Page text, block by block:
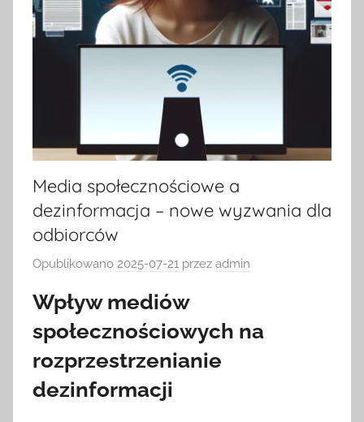
Media społecznościowe a
dezinformacja – nowe wyzwania dla
odbiorców
Opublikowano 2025-07-21 przez admin
Wpływ mediów
społecznościowych na
rozprzestrzenianie
dezinformacji